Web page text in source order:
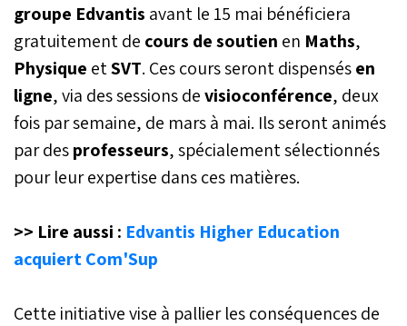
groupe Edvantis avant le 15 mai bénéficiera
gratuitement de cours de soutien en Maths,
Physique etSVT. Ces cours seront dispensésen
ligne, via des sessions devisioconférence, deux
fois par semaine, de mars à mai. Ils seront animés
par desprofesseurs, spécialement sélectionnés
pour leur expertise dans ces matières.
>> Lire aussi : Edvantis Higher Education
acquiert Com'Sup
Cette initiative vise à pallier les conséquences de